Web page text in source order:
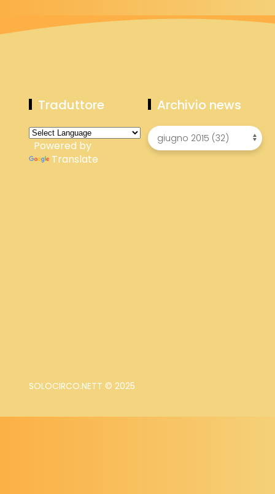
Traduttore
Powered by
Translate
Archivio news
SOLOCIRCO.NETT © 2025